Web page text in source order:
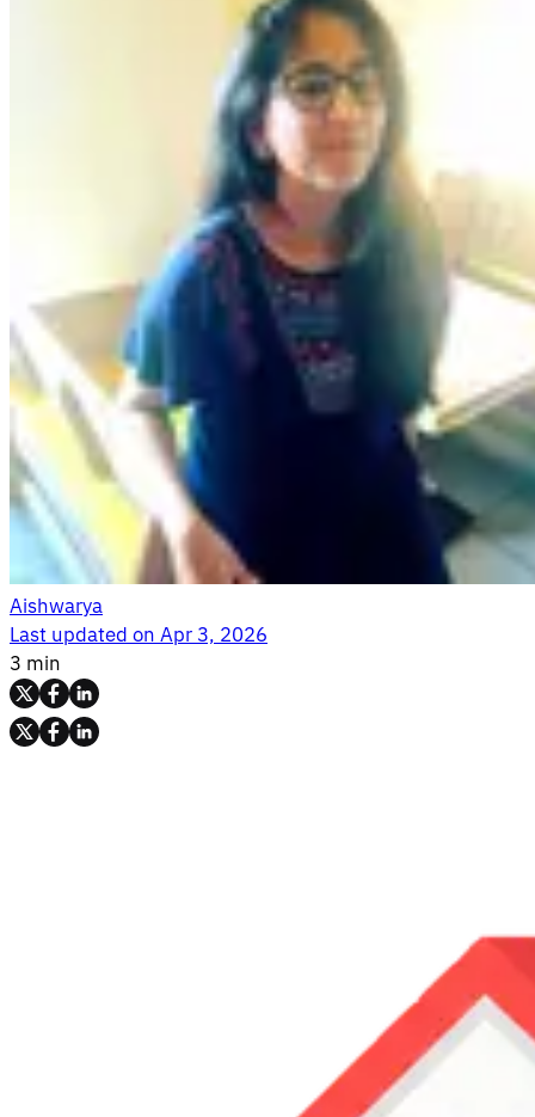
Aishwarya
Last updated onApr 3, 2026
3 min